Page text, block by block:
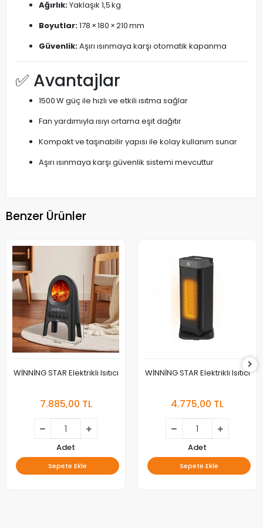
Ağırlık:Yaklaşık 1,5 kg
Boyutlar:178 × 180 × 210 mm
Güvenlik:Aşırı ısınmaya karşı otomatik kapanma
✅ Avantajlar
1500 W güç ile hızlı ve etkili ısıtma sağlar
Fan yardımıyla ısıyı ortama eşit dağıtır
Kompakt ve taşınabilir yapısı ile kolay kullanım sunar
Aşırı ısınmaya karşı güvenlik sistemi mevcuttur
Benzer Ürünler
WİNNİNG STAR Elektrikli Isıtıcı
7.885,00 TL
Adet
Sepete Ekle
WİNNİNG STAR Elektrikli Isıtıcı
4.775,00 TL
Adet
Sepete Ekle